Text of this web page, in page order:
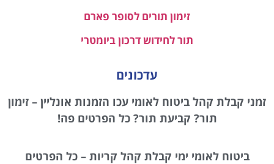
זימון תורים לסופר פארם
תור לחידוש דרכון ביומטרי
עדכונים
זמני קבלת קהל ביטוח לאומי עכו הזמנות אונליין – זימון
תור? קביעת תור? כל הפרטים פה!
ביטוח לאומי ימי קבלת קהל קריות – כל הפרטים